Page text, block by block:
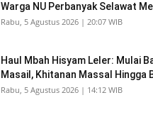
Warga NU Perbanyak Selawat
Rabu, 5 Agustus 2026 | 20:07 WIB
Haul Mbah Hisyam Leler: Mulai
Masail, Khitanan Massal Hingga
Rabu, 5 Agustus 2026 | 14:12 WIB